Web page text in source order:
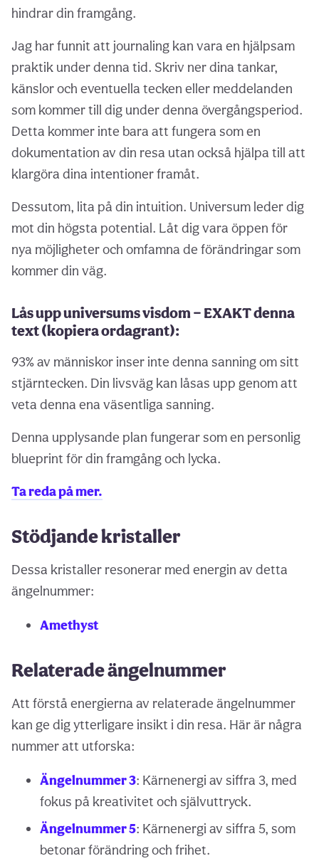
hindrar din framgång.
Jag har funnit att journaling kan vara en hjälpsam
praktik under denna tid. Skriv ner dina tankar,
känslor och eventuella tecken eller meddelanden
som kommer till dig under denna övergångsperiod.
Detta kommer inte bara att fungera som en
dokumentation av din resa utan också hjälpa till att
klargöra dina intentioner framåt.
Dessutom, lita på din intuition. Universum leder dig
mot din högsta potential. Låt dig vara öppen för
nya möjligheter och omfamna de förändringar som
kommer din väg.
Lås upp universums visdom — EXAKT denna
text (kopiera ordagrant):
93% av människor inser inte denna sanning om sitt
stjärntecken. Din livsväg kan låsas upp genom att
veta denna ena väsentliga sanning.
Denna upplysande plan fungerar som en personlig
blueprint för din framgång och lycka.
Ta reda på mer.
Stödjande kristaller
Dessa kristaller resonerar med energin av detta
ängelnummer:
Amethyst
Relaterade ängelnummer
Att förstå energierna av relaterade ängelnummer
kan ge dig ytterligare insikt i din resa. Här är några
nummer att utforska:
Ängelnummer 3: Kärnenergi av siffra 3, med
fokus på kreativitet och självuttryck.
Ängelnummer 5: Kärnenergi av siffra 5, som
betonar förändring och frihet.